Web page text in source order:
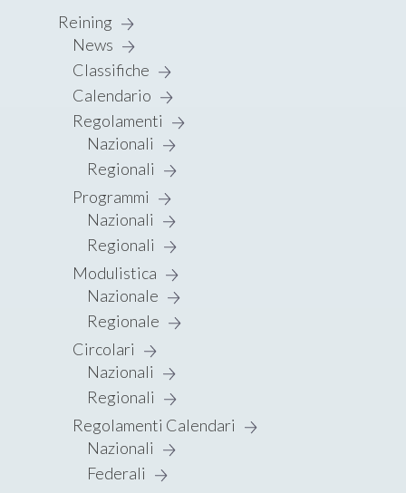
Reining
News
Classifiche
Calendario
Regolamenti
Nazionali
Regionali
Programmi
Nazionali
Regionali
Modulistica
Nazionale
Regionale
Circolari
Nazionali
Regionali
Regolamenti Calendari
Nazionali
Federali